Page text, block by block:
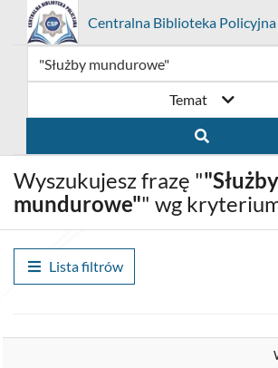
Menu
główne
Wyszukiwarka
Treść
główna
Prolib
Integro
-
strona
główna
Centralna Biblioteka Policyjna
Temat
Wyszukujesz frazę ""Służby
mundurowe"" wg
Lista filtrów